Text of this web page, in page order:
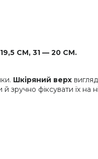
СМ, 31 — 20 СМ.
Шкіряний верх
фіксувати їх на